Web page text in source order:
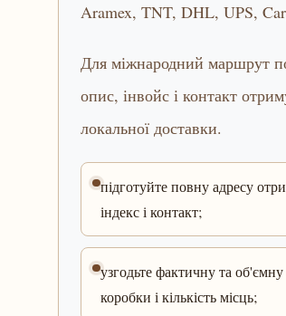
Aramex, TNT, DHL, UPS,
Для міжнародний маршрут
опис, інвойс і контакт
локальної доставки.
підготуйте повну адресу
індекс і контакт;
узгодьте фактичну та
коробки і кількість місць;